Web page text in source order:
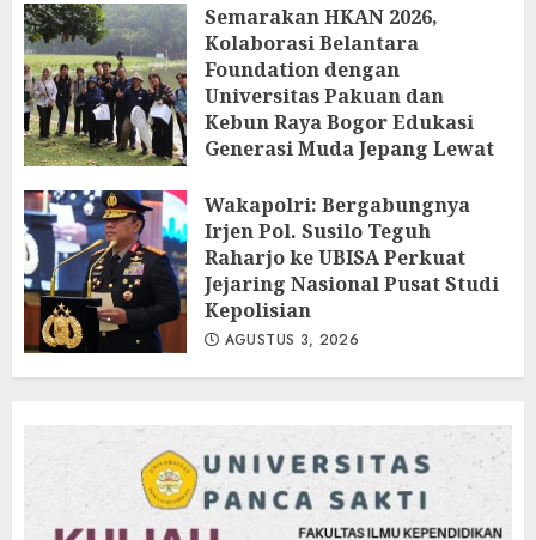
Semarakan HKAN 2026,
Kolaborasi Belantara
Foundation dengan
Universitas Pakuan dan
Kebun Raya Bogor Edukasi
Generasi Muda Jepang Lewat
Kebun Raya Bogor
AGUSTUS 3, 2026
Wakapolri: Bergabungnya
Irjen Pol. Susilo Teguh
Raharjo ke UBISA Perkuat
Jejaring Nasional Pusat Studi
Kepolisian
AGUSTUS 3, 2026